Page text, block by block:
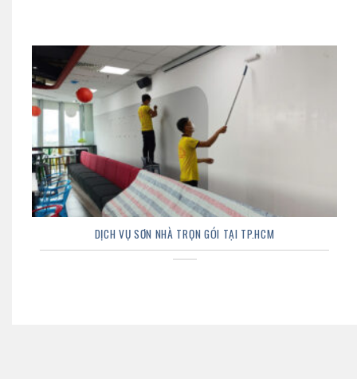
DỊCH VỤ SƠN NHÀ TRỌN GÓI TẠI TP.HCM